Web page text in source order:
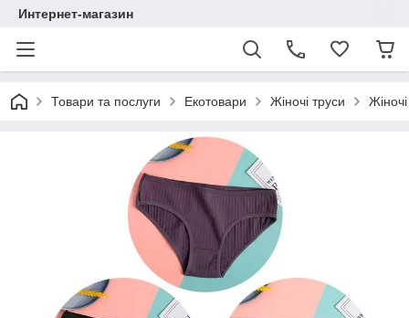
Интернет-магазин
Товари та послуги Екотовари Жіночі труси